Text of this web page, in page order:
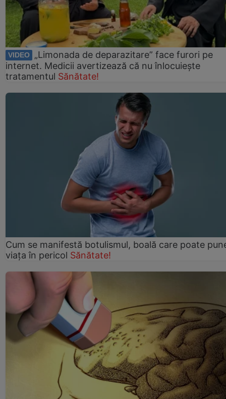
VIDEO
„Limonada de deparazitare” face furori pe
internet. Medicii avertizează că nu înlocuiește
tratamentul Sănătate!
Cum se manifestă botulismul, boală care poate
viaţa în pericol Sănătate!